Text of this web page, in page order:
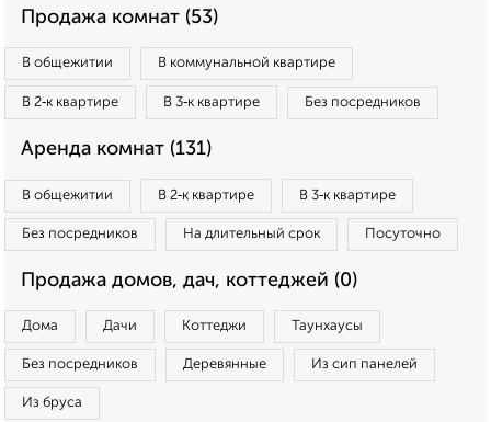
Продажа комнат (53)
В общежитии В коммунальной квартире
В 2‑к квартире В 3‑к квартире Без посредников
Аренда комнат (131)
В общежитии В 2‑к квартире В 3‑к квартире
Без посредников На длительный срок Посуточно
Продажа домов, дач, коттеджей (0)
Дома Дачи Коттеджи Таунхаусы
Без посредников Деревянные Из сип панелей
Из бруса